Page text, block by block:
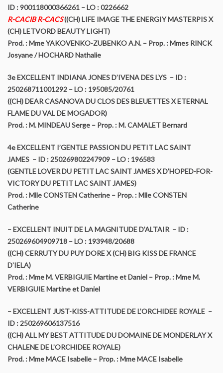
Faire confirmer votre Biewer
Dépistage radiographique – Rotules- Cotations et Tan Biewer
Terrier
Liste des éleveurs Yorkshire
Liste des éleveurs Biewer
de qualité du YTC et BT
BIEWER TERRIER Contrat éleveur signataire de la charte de
qualité du YTC et BT
Expositions
Calendrier des expositions
La confirmation
Les spéciales de races
Comment devenir champion
LISTE DES CHAMPIONS HOMOLOGUES SCC
ID : 900118000366261 – LO : 0226662
R-CACIB R-CACS((CH) LIFE IMAGE THE ENERGIY MASTERPIS X
(CH) LETVORD BEAUTY LIGHT)
Prod. : Mme YAKOVENKO-ZUBENKO A.N. – Prop. : Mmes RINCK
Josyane / HOCHARD Nathalie
3e EXCELLENT INDIANA JONES D’IVENA DES LYS – ID :
250268711001292 – LO : 195085/20761
((CH) DEAR CASANOVA DU CLOS DES BLEUETTES X ETERNAL
FLAME DU VAL DE MOGADOR)
Prod. : M. MINDEAU Serge – Prop. : M. CAMALET Bernard
4e EXCELLENT I’GENTLE PASSION DU PETIT LAC SAINT
JAMES – ID : 250269802247909 – LO : 196583
(GENTLE LOVER DU PETIT LAC SAINT JAMES X D’HOPED-FOR-
VICTORY DU PETIT LAC SAINT JAMES)
Prod. : Mlle CONSTEN Catherine – Prop. : Mlle CONSTEN
Catherine
– EXCELLENT INUIT DE LA MAGNITUDE D’ALTAIR – ID :
250269604909718 – LO : 193948/20688
((CH) CERRUTY DU PUY DORE X (CH) BIG KISS DE FRANCE
D’IELA)
Prod. : Mme M. VERBIGUIE Martine et Daniel – Prop. : Mme M.
VERBIGUIE Martine et Daniel
– EXCELLENT JUST-KISS-ATTITUDE DE L’ORCHIDEE ROYALE –
ID : 250269606137516
((CH) ALL MY BEST ATTITUDE DU DOMAINE DE MONDERLAY X
CHALENE DE L’ORCHIDEE ROYALE)
Prod. : Mme MACE Isabelle – Prop. : Mme MACE Isabelle